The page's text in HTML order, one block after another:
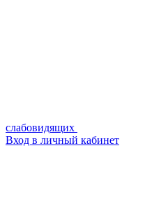
слабовидящих
Вход в личный кабинет